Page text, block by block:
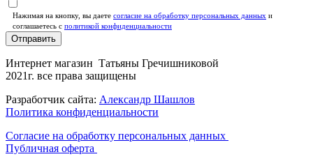
Нажимая на кнопку, вы даете согласие на обработку персональных данных и
соглашаетесь c политикой конфиденциальности
Отправить
Интернет магазин Татьяны Гречишниковой
2021г. все права защищены
Разработчик сайта: Александр Шашлов
Политика конфиденциальности
Согласие на обработку персональных данных
Публичная оферта